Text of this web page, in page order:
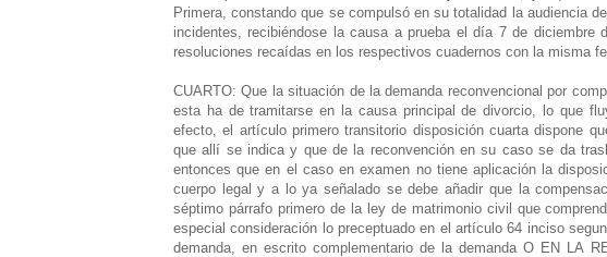
Primera, constando que se compulsó en su totalidad la audiencia
incidentes, recibiéndose la causa a prueba el día 7 de diciembre
resoluciones recaídas en los respectivos cuadernos con la misma
CUARTO: Que la situación de la demanda reconvencional por
esta ha de tramitarse en la causa principal de divorcio, lo que
efecto, el artículo primero transitorio disposición cuarta dispone
que allí se indica y que de la reconvención en su caso se da
entonces que en el caso en examen no tiene aplicación la
cuerpo legal y a lo ya señalado se debe añadir que la
séptimo párrafo primero de la ley de matrimonio civil que
especial consideración lo preceptuado en el artículo 64 inciso
demanda, en escrito complementario de la demanda O EN LA